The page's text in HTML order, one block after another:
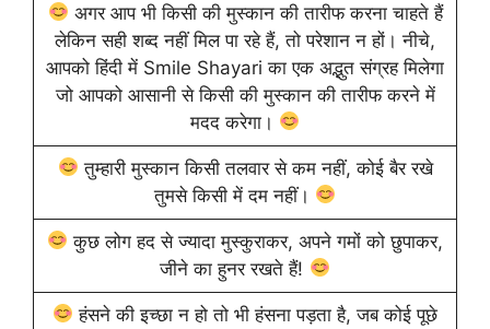
अगर आप भी किसी की मुस्कान की तारीफ करना चाहते हैं
लेकिन सही शब्द नहीं मिल पा रहे हैं, तो परेशान न हों। नीचे,
आपको हिंदी में Smile Shayari का एक अद्भुत संग्रह मिलेगा
जो आपको आसानी से किसी की मुस्कान की तारीफ करने में
मदद करेगा।
तुम्हारी मुस्कान किसी तलवार से कम नहीं, कोई बैर रखे
तुमसे किसी में दम नहीं।
कुछ लोग हद से ज्यादा मुस्कुराकर, अपने गमों को छुपाकर,
जीने का हुनर रखते हैं!
हंसने की इच्छा न हो तो भी हंसना पड़ता है, जब कोई पूछे